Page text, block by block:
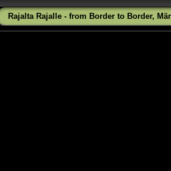
Rajalta Rajalle - from Border to Border,